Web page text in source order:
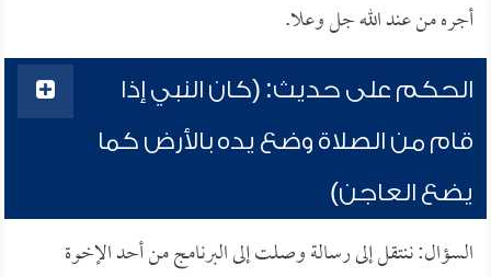
أجره من عند الله جل وعلا.
الحكم على حديث: (كان النبي إذا
قام من الصلاة وضع يده بالأرض كما
يضع العاجن)
السؤال: ننتقل إلى رسالة وصلت إلى البرنامج من أحد الإخوة